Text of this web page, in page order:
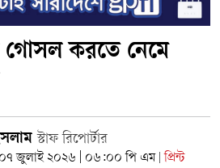
গোসল করতে নেমে
স্টাফ রিপোর্টার
০৭ জুলাই ২০২৬ | ০৬:০০ পি এম
প্রিন্ট